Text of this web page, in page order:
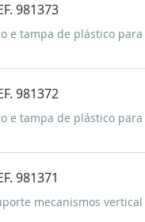
981373
e tampa de plástico
981372
e tampa de plástico
981371
mecanismos